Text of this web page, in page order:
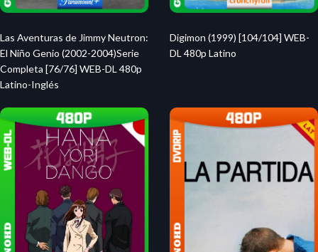
Las Aventuras de Jimmy Neutron:
El Niño Genio (2002-2004)Serie
Completa [76/76] WEB-DL 480p
Latino-Inglés
Digimon (1999) [104/104] WEB-
DL 480p Latino